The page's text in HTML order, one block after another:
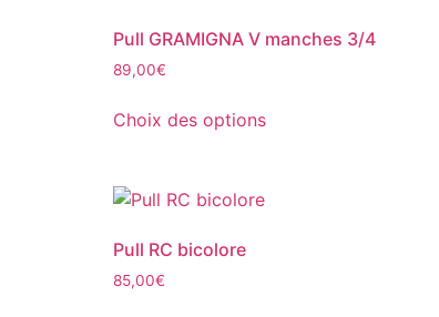
Pull GRAMIGNA V manches 3/4
89,00€
Choix des options
Pull RC bicolore
85,00€